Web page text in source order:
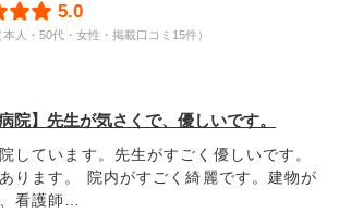
5.0
本人・50代・女性・掲載口コミ15件）
院】先生が気さくで、優しいです。
しています。先生がすごく優しいです。
ります。 院内がすごく綺麗です。建物が
看護師…